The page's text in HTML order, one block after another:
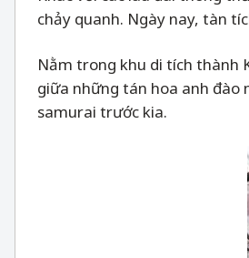
chảy quanh. Ngày nay, tàn
Nằm trong khu di tích thành
giữa những tán hoa anh đào
samurai trước kia.